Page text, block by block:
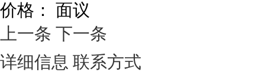
价格： 面议
上一条 下一条
详细信息 联系方式